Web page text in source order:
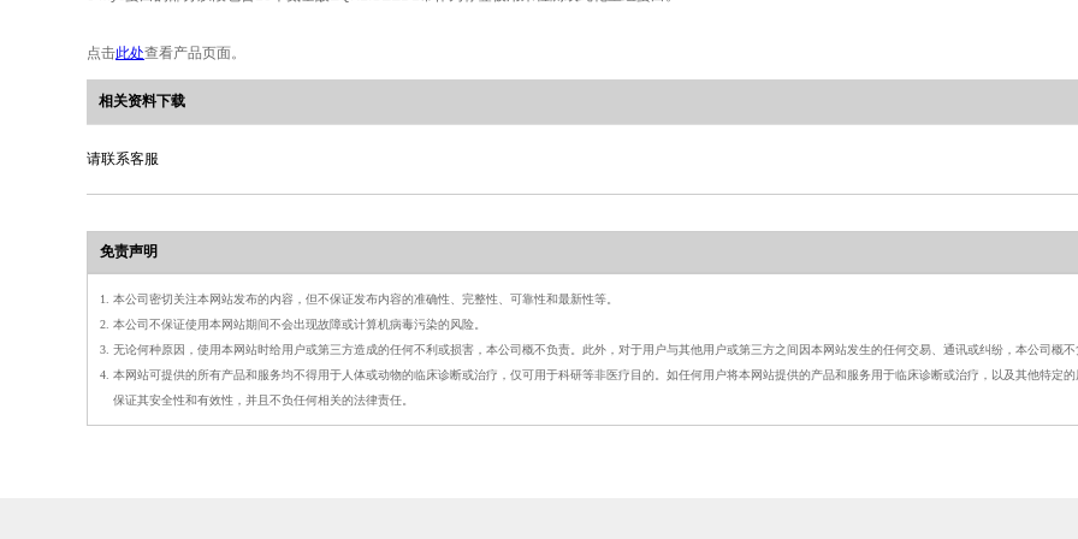
点击此处查看产品页面。
相关资料下载
请联系客服
免责声明
1. 本公司密切关注本网站发布的内容，但不保证发布内容的准确性、完整性、可靠性和最新性等。
2. 本公司不保证使用本网站期间不会出现故障或计算机病毒污染的风险。
3. 无论何种原因，使用本网站时给用户或第三方造成的任何不利或损害，本公司概不负责。此外，对于用户与其他用户或第三方之间因本网站发生的任何交易、通讯或纠纷，本公司概不
4. 本网站可提供的所有产品和服务均不得用于人体或动物的临床诊断或治疗，仅可用于科研等非医疗目的。如任何用户将本网站提供的产品和服务用于临床诊断或治疗，以及其他特定的
保证其安全性和有效性，并且不负任何相关的法律责任。